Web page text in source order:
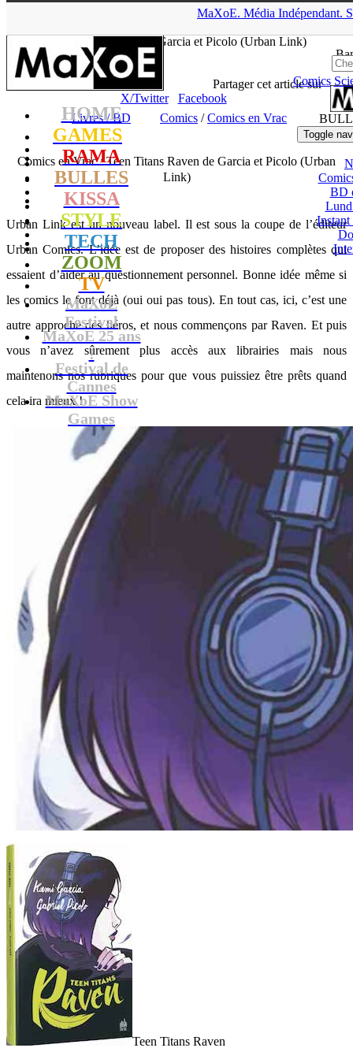
MaXoE. Média Indépendant.
HOME
GAMES
RAMA
BULLES
KISSA
STYLE
TECH
ZOOM
TV
MaXoE
Festival
MaXoE 25 ans
!
Festival de
Cannes
MaXoE Show
Games
Comics
Toggle
BD
Instant
Teen Titans Raven de Garcia et Picolo (Urban Link)
Partager cet article sur
X/Twitter
Facebook
Livres / BD
Comics /Comics en Vrac
Comics en Vrac : Teen Titans Raven de Garcia et Picolo (Urban
Link)
Urban Link est un nouveau label. Il est sous la coupe de l’éditeur
Urban Comics. L’idée est de proposer des histoires complètes qui
essaient d’aider au questionnement personnel. Bonne idée même si
les comics le font déjà (oui oui pas tous). En tout cas, ici, c’est une
autre approche des héros, et nous commençons par Raven. Et puis
vous n’avez sûrement plus accès aux librairies mais nous
maintenons nos rubriques pour que vous puissiez être prêts quand
cela ira mieux !
Teen Titans Raven